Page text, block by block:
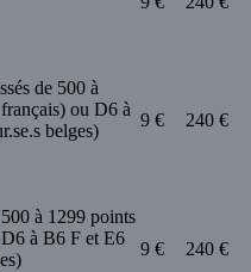
de 500 à
ou D6 à
belges)
9 € 240 €
500 à 1299 points
à B6 F et E6
9 € 240 €